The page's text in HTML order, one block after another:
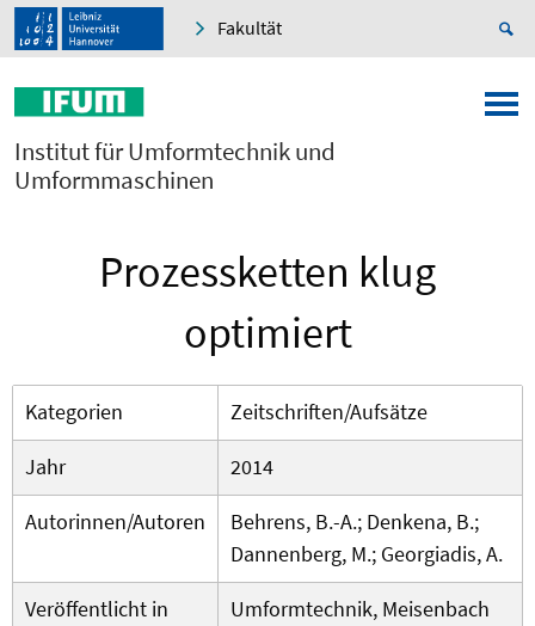
Fakultät
Institut für Umformtechnik und
Umformmaschinen
Prozessketten klug
optimiert
Kategorien
Zeitschriften/Aufsätze
Jahr
2014
Autorinnen/Autoren
Behrens, B.-A.; Denkena, B.;
Dannenberg, M.; Georgiadis, A.
Veröffentlicht in
Umformtechnik, Meisenbach